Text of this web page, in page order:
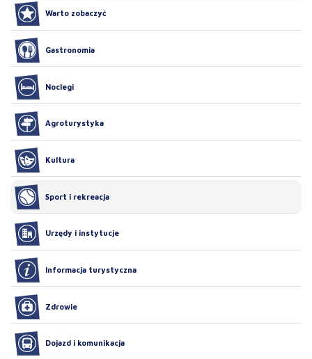
Warto zobaczyć
Gastronomia
Noclegi
Agroturystyka
Kultura
Sport i rekreacja
Urzędy i instytucje
Informacja turystyczna
Zdrowie
Dojazd i komunikacja